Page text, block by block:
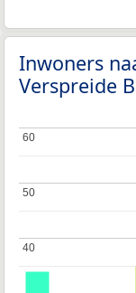
Inwoners
Verspreide
40
40
50
50
60
60